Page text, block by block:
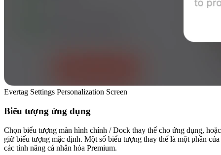
Evertag Settings Personalization Screen
Biểu tượng ứng dụng
Chọn biểu tượng màn hình chính / Dock thay thế cho ứng dụng, hoặc
giữ biểu tượng mặc định. Một số biểu tượng thay thế là một phần của
các tính năng cá nhân hóa Premium.